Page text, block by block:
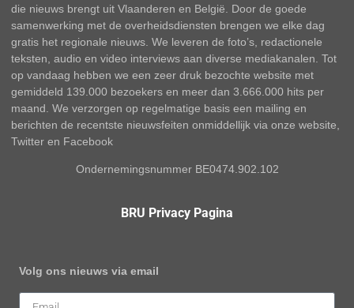
die nieuws brengt uit Vlaanderen en België. Door de goede
samenwerking met de overheidsdiensten brengen we elke dag
gratis het regionale nieuws. We leveren de foto’s, redactionele
teksten, audio en video interviews aan diverse mediakanalen. Tot
op vandaag hebben we een zeer druk bezochte website met
gemiddeld 139.000 bezoekers en meer dan 3.666.000 hits per
maand. We verzorgen op regelmatige basis een mailing en
berichten de recentste nieuwsfeiten onmiddellijk via onze website,
Twitter en Facebook
Ondernemingsnummer BE0474.902.102
BRU Privacy Pagina
Volg ons nieuws via email